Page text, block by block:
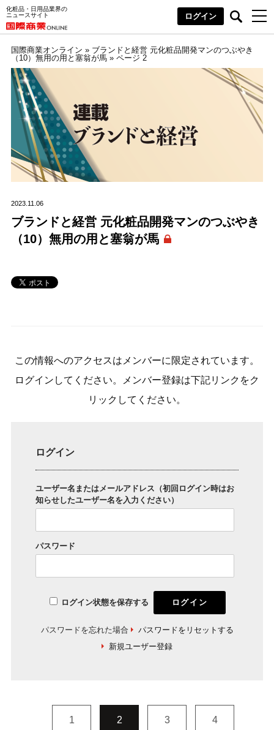
化粧品・日用品業界の
ニュースサイト
ログイン
国際商業オンライン » ブランドと経営 元化粧品開発マンのつぶやき
（10）無用の用と塞翁が馬» ページ 2
2023.11.06
ブランドと経営 元化粧品開発マンのつぶやき
（10）無用の用と塞翁が馬
この情報へのアクセスはメンバーに限定されています。
ログインしてください。メンバー登録は下記リンクをク
リックしてください。
ログイン
ユーザー名またはメールアドレス（初回ログイン時はお
知らせしたユーザー名を入力ください）
パスワード
ログイン状態を保存する
パスワードを忘れた場合
パスワードをリセットする
新規ユーザー登録
1 2 3 4